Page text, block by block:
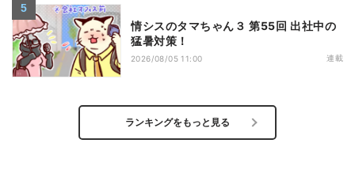
情シスのタマちゃん３ 第55回 出社中の
猛暑対策！
2026/08/05 11:00 連載
ランキングをもっと見る